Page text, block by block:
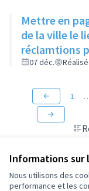
Informations sur
Nous utilisons des
performance et les
Mettre en
de la ville le
réclamtions
rappel de
07 déc.
1
Conditions d'utilisation